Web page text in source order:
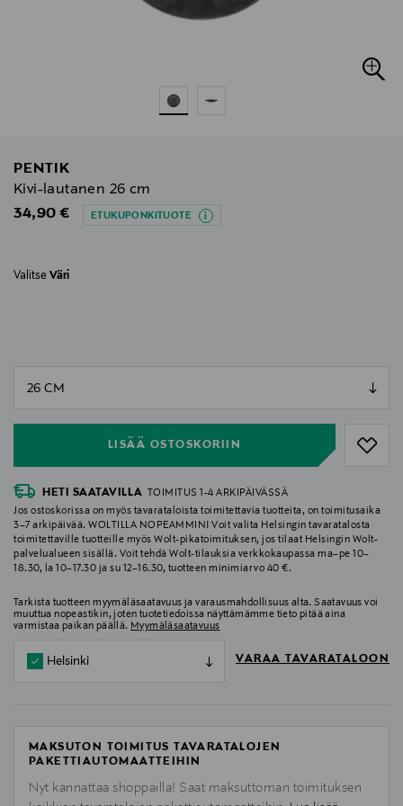
PENTIK
Kivi-lautanen 26 cm
Original Price
34,90 € ETUKUPONKITUOTE
Valitse Väri
LISÄÄ OSTOSKORIIN
HETI SAATAVILLA
TOIMITUS 1-4 ARKIPÄIVÄSSÄ
Jos ostoskorissa on myös tavarataloista toimitettavia tuotteita, on toimitusaika
3–7 arkipäivää. WOLTILLA NOPEAMMIN! Voit valita Helsingin tavaratalosta
toimitettaville tuotteille myös Wolt-pikatoimituksen, jos tilaat Helsingin Wolt-
palvelualueen sisällä. Voit tehdä Wolt-tilauksia verkkokaupassa ma–pe 10–
18.30, la 10–17.30 ja su 12–16.30, tuotteen minimiarvo 40 €.
Tarkista tuotteen myymäläsaatavuus ja varausmahdollisuus alta. Saatavuus voi
muuttua nopeastikin, joten tuotetiedoissa näyttämämme tieto pitää aina
varmistaa paikan päällä. Myymäläsaatavuus
Helsinki VARAA TAVARATALOON
MAKSUTON TOIMITUS TAVARATALOJEN
PAKETTIAUTOMAATTEIHIN
Nyt kannattaa shoppailla! Saat maksuttoman toimituksen